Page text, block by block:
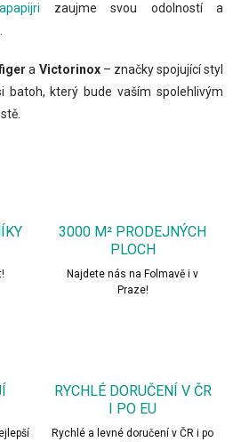
zaujme svou odolností a
a Victorinox– značky spojující styl
batoh, který bude vaším spolehlivým
3000 M² PRODEJNÝCH
PLOCH
Najdete nás na Folmavě i v
Praze!
RYCHLÉ DORUČENÍ V ČR
I PO EU
Rychlé a levné doručení v ČR i po